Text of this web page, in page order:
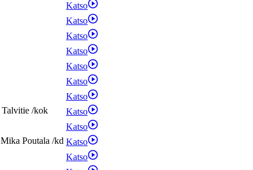
Katso
Katso
Katso
Katso
Katso
Katso
Katso
Talvitie /kok
Katso
Katso
Mika Poutala /kd Katso
Katso